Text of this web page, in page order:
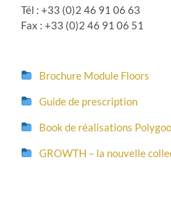
Tél : +33 (0)2 46 91 06 63
Fax : +33 (0)2 46 91 06 51
Brochure Module Floors
Guide de prescription
Book de réalisations
GROWTH – la nouvelle